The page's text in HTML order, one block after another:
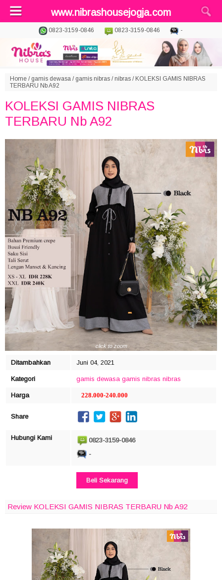
www.nibrashousejogja.com
0823-3159-0846 0823-3159-0846 -
Home / gamis dewasa / gamis nibras /nibras / KOLEKSI GAMIS NIBRAS
TERBARU Nb A92
KOLEKSI GAMIS NIBRAS
TERBARU Nb A92
click to zoom
Ditambahkan Juni 04, 2021
Kategori gamis dewasa gamis nibras nibras
Harga 228.000-240.000
Share
Hubungi Kami
0823-3159-0846
-
Beli Sekarang
Review KOLEKSI GAMIS NIBRAS TERBARU Nb A92